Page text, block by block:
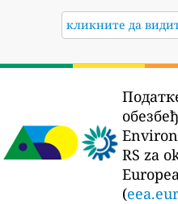
кликните да
RS za
(